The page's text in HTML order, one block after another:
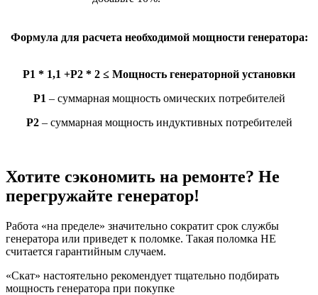
Формула для расчета необходимой мощности генератора:
Р1 * 1,1 +Р2 * 2 ≤ Мощность генераторной установки
Р1 – суммарная мощность омических потребителей
Р2– суммарная мощность индуктивных потребителей
Хотите сэкономить на ремонте? Не
перегружайте генератор!
Работа «на пределе» значительно сократит срок службы
генератора или приведет к поломке. Такая поломка НЕ
считается гарантийным случаем.
«Скат» настоятельно рекомендует тщательно подбирать
мощность генератора при покупке